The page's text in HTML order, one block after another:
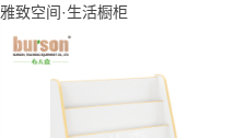
雅致空间·生活橱柜